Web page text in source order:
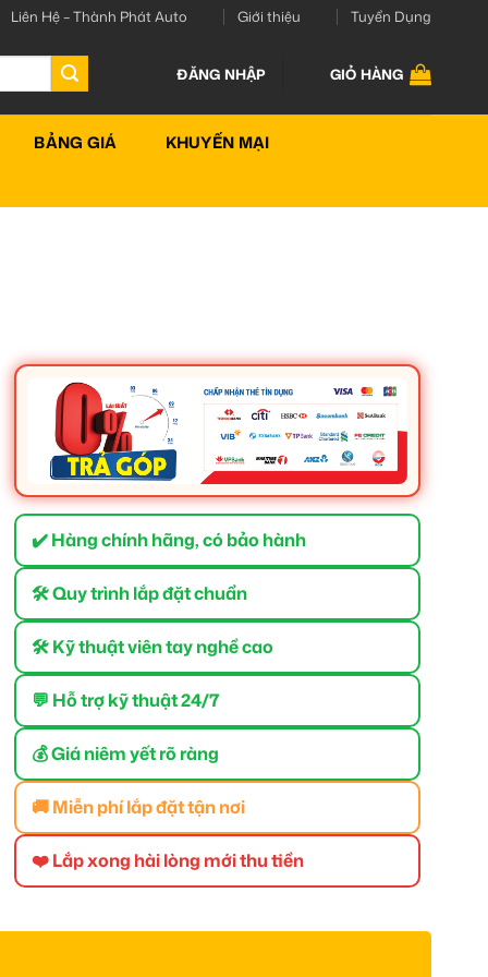
Liên Hệ – Thành Phát Auto Giới thiệu Tuyển Dụng
ĐĂNG NHẬP GIỎ HÀNG
BẢNG GIÁ KHUYẾN MẠI
✔️ Hàng chính hãng, có bảo hành
🛠 Quy trình lắp đặt chuẩn
🛠 Kỹ thuật viên tay nghề cao
💬 Hỗ trợ kỹ thuật 24/7
💰 Giá niêm yết rõ ràng
🚚 Miễn phí lắp đặt tận nơi
❤️ Lắp xong hài lòng mới thu tiền